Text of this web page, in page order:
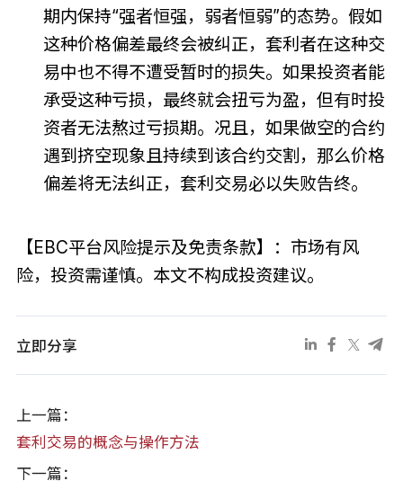
期内保持“强者恒强，弱者恒弱”的态势。假如
这种价格偏差最终会被纠正，套利者在这种交
易中也不得不遭受暂时的损失。如果投资者能
承受这种亏损，最终就会扭亏为盈，但有时投
资者无法熬过亏损期。况且，如果做空的合约
遇到挤空现象且持续到该合约交割，那么价格
偏差将无法纠正，套利交易必以失败告终。
【EBC平台风险提示及免责条款】：市场有风
险，投资需谨慎。本文不构成投资建议。
立即分享
上一篇：
套利交易的概念与操作方法
下一篇：